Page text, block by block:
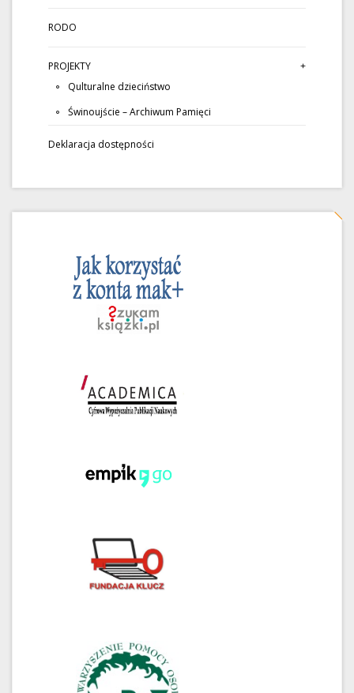
RODO
PROJEKTY
Qulturalne dzieciństwo
Świnoujście – Archiwum Pamięci
Deklaracja dostępności